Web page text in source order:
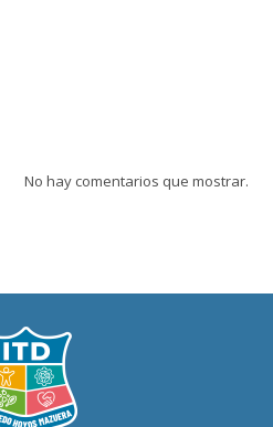
No hay comentarios que mostrar.